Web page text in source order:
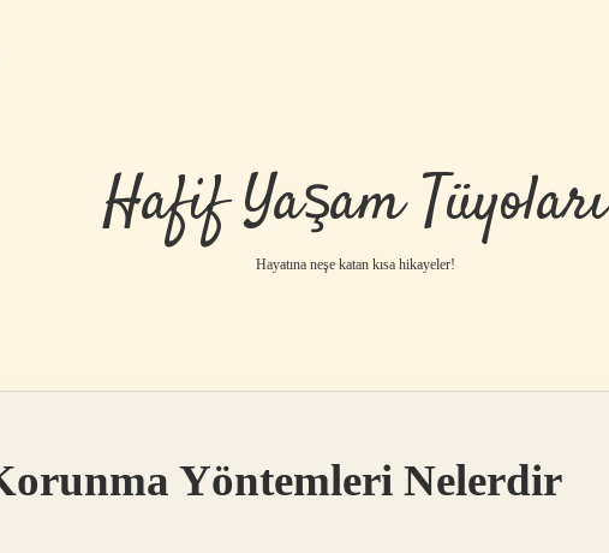
Hafif Yaşam Tüyoları
Hayatına neşe katan kısa hikayeler!
Yöntemleri Nelerdir